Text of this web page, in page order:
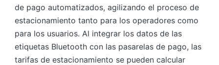
de pago automatizados, agilizando el proceso de
estacionamiento tanto para los operadores como
para los usuarios. Al integrar los datos de las
etiquetas Bluetooth con las pasarelas de pago, las
tarifas de estacionamiento se pueden calcular